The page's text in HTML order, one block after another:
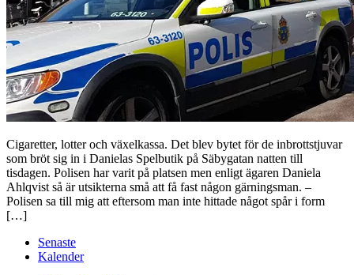
Cigaretter, lotter och växelkassa. Det blev bytet för de inbrottstjuvar
som bröt sig in i Danielas Spelbutik på Säbygatan natten till
tisdagen. Polisen har varit på platsen men enligt ägaren Daniela
Ahlqvist så är utsikterna små att få fast någon gärningsman. –
Polisen sa till mig att eftersom man inte hittade något spår i form
[…]
Senaste
Kalender